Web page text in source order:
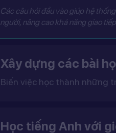
Các câu hỏi đầu vào giúp hệ
người, nâng cao khả năng giao
Xây dựng các bài
Biến việc học thành những
Học tiếng Anh với